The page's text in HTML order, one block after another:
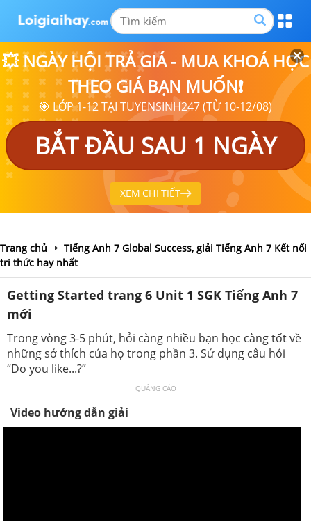
💥 NGÀY HỘI TRẢ GIÁ - MUA KHOÁ HỌC
THEO GIÁ BẠN MUỐN❗
🎯 LỚP 1-12 TẠI TUYENSINH247 (TỪ 10-12/08)
BẮT ĐẦU SAU 1 NGÀY
XEM CHI TIẾT
Trang chủ
Tiếng Anh 7 Global Success, giải Tiếng Anh 7 Kết nối
tri thức hay nhất
Getting Started trang 6 Unit 1 SGK Tiếng Anh 7
mới
Trong vòng 3-5 phút, hỏi càng nhiều bạn học càng tốt về
những sở thích của họ trong phần 3. Sử dụng câu hỏi
“Do you like...?”
QUẢNG CÁO
Video hướng dẫn giải